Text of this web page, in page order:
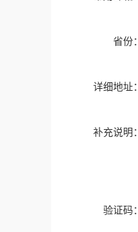
省份：
详细地址：
补充说明：
验证码：